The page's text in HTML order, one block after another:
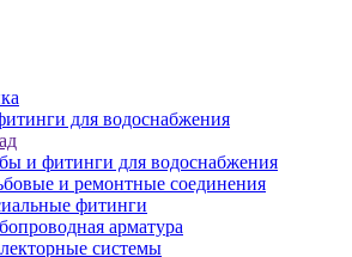
для водоснабжения
и фитинги для водоснабжения
и ремонтные соединения
фитинги
арматура
системы